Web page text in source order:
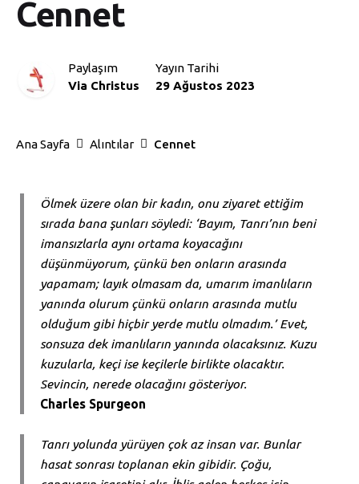
Cennet
Paylaşım
Via Christus
Yayın Tarihi
29 Ağustos 2023
Ana Sayfa Alıntılar Cennet
Ölmek üzere olan bir kadın, onu ziyaret ettiğim
sırada bana şunları söyledi: ‘Bayım, Tanrı’nın beni
imansızlarla aynı ortama koyacağını
düşünmüyorum, çünkü ben onların arasında
yapamam; layık olmasam da, umarım imanlıların
yanında olurum çünkü onların arasında mutlu
olduğum gibi hiçbir yerde mutlu olmadım.’ Evet,
sonsuza dek imanlıların yanında olacaksınız. Kuzu
kuzularla, keçi ise keçilerle birlikte olacaktır.
Sevincin, nerede olacağını gösteriyor.
Charles Spurgeon
Tanrı yolunda yürüyen çok az insan var. Bunlar
hasat sonrası toplanan ekin gibidir. Çoğu,